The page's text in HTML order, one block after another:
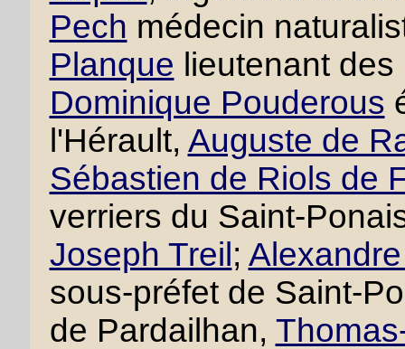
Pech médecin
Planque lieutenant
Dominique Pouderous
l'Hérault, Auguste de
Sébastien de Riols de
verriers du Saint-
Joseph Treil ;
sous-préfet de Saint-
de Pardailhan,